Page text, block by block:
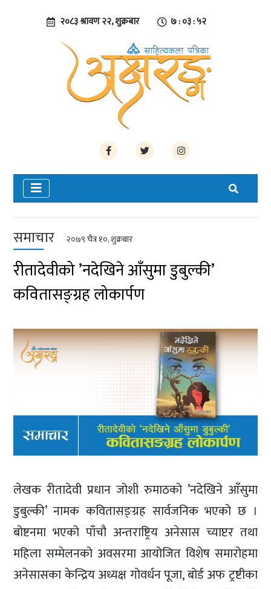
२०८३ श्रावण २२, शुक्रबार ७ : ०३ : ५२
समाचार २०७९ चैत्र १०, शुक्रबार
रीतादेवीको ’नदेखिने आँसुमा डुबुल्की’
कवितासङ्ग्रह लोकार्पण
लेखक रीतादेवी प्रधान जोशी रुमाठको ’नदेखिने आँसुमा
डुबुल्की’ नामक कवितासङ्ग्रह सार्वजनिक भएको छ ।
बोष्टनमा भएको पाँचौ अन्तराष्ट्रिय अनेसास च्याप्टर तथा
महिला सम्मेलनको अवसरमा आयोजित विशेष समारोहमा
अनेसासका केन्द्रिय अध्यक्ष गोवर्धन पूजा, बोर्ड अफ ट्रष्टीका